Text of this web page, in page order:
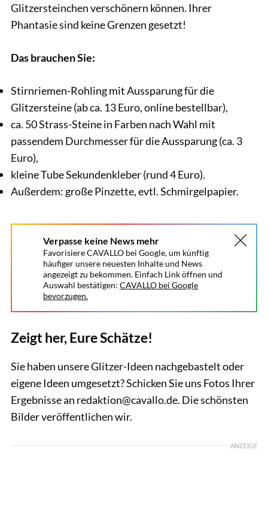
Glitzersteinchen verschönern können. Ihrer
Phantasie sind keine Grenzen gesetzt!
Das brauchen Sie:
Stirnriemen-Rohling mit Aussparung für die
Glitzersteine (ab ca. 13 Euro, online bestellbar),
ca. 50 Strass-Steine in Farben nach Wahl mit
passendem Durchmesser für die Aussparung (ca. 3
Euro),
kleine Tube Sekundenkleber (rund 4 Euro).
Außerdem: große Pinzette, evtl. Schmirgelpapier.
Verpasse keine News mehr
Favorisiere CAVALLO bei Google, um künftig
häufiger unsere neuesten Inhalte und News
angezeigt zu bekommen. Einfach Link öffnen und
Auswahl bestätigen: CAVALLO bei Google
bevorzugen.
Zeigt her, Eure Schätze!
Sie haben unsere Glitzer-Ideen nachgebastelt oder
eigene Ideen umgesetzt? Schicken Sie uns Fotos Ihrer
Ergebnisse an redaktion@cavallo.de. Die schönsten
Bilder veröffentlichen wir.
ANZEIGE